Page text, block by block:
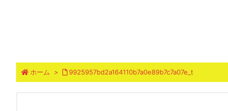
ホーム > 9925957bd2a164110b7a0e89b7c7a07e_t